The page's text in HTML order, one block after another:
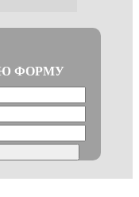
ФОРМУ